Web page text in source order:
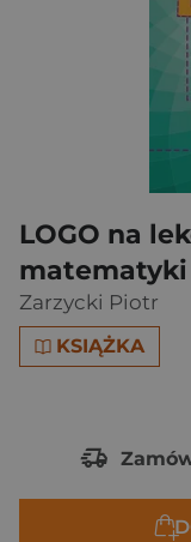
LOGO na
Zarzycki Piotr
KSIĄŻKA